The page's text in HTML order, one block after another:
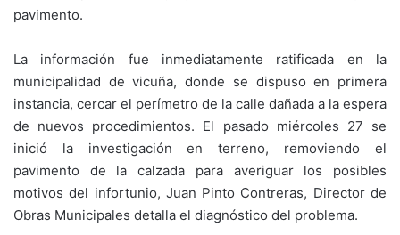
pavimento.
La información fue inmediatamente ratificada en la
municipalidad de vicuña, donde se dispuso en primera
instancia, cercar el perímetro de la calle dañada a la espera
de nuevos procedimientos. El pasado miércoles 27 se
inició la investigación en terreno, removiendo el
pavimento de la calzada para averiguar los posibles
motivos del infortunio, Juan Pinto Contreras, Director de
Obras Municipales detalla el diagnóstico del problema.